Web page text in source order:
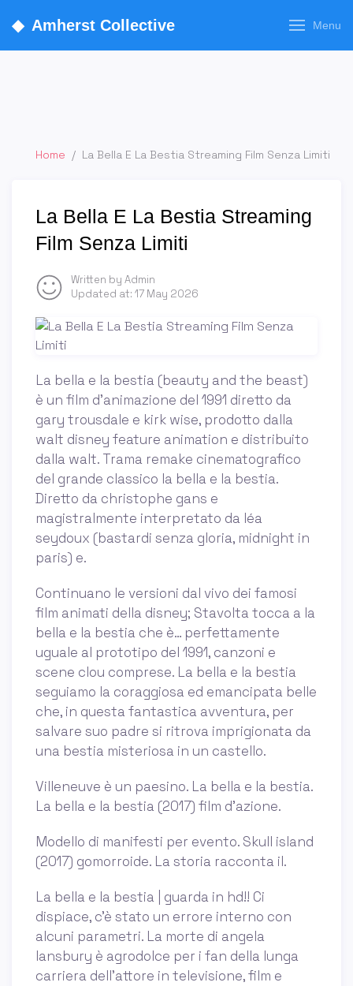
◆ Amherst Collective Menu
Home / La Bella E La Bestia Streaming Film Senza Limiti
La Bella E La Bestia Streaming
Film Senza Limiti
Written by Admin
Updated at: 17 May 2026
La bella e la bestia (beauty and the beast)
è un film d'animazione del 1991 diretto da
gary trousdale e kirk wise, prodotto dalla
walt disney feature animation e distribuito
dalla walt. Trama remake cinematografico
del grande classico la bella e la bestia.
Diretto da christophe gans e
magistralmente interpretato da léa
seydoux (bastardi senza gloria, midnight in
paris) e.
Continuano le versioni dal vivo dei famosi
film animati della disney; Stavolta tocca a la
bella e la bestia che è… perfettamente
uguale al prototipo del 1991, canzoni e
scene clou comprese. La bella e la bestia
seguiamo la coraggiosa ed emancipata belle
che, in questa fantastica avventura, per
salvare suo padre si ritrova imprigionata da
una bestia misteriosa in un castello.
Villeneuve è un paesino. La bella e la bestia.
La bella e la bestia (2017) film d'azione.
Modello di manifesti per evento. Skull island
(2017) gomorroide. La storia racconta il.
La bella e la bestia | guarda in hd!! Ci
dispiace, c'è stato un errore interno con
alcuni parametri. La morte di angela
lansbury è agrodolce per i fan della lunga
carriera dell’attore in televisione, film e